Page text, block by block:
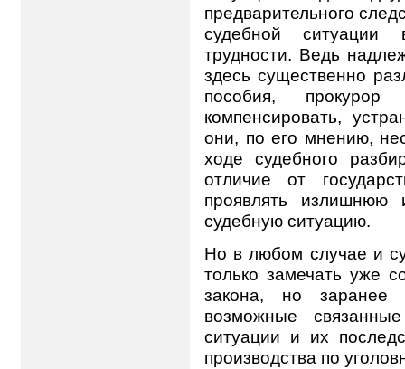
предварительного
судебной ситуации
трудности. Ведь
здесь существенно
пособия, прокурор
компенсировать,
они, по его мнению,
ходе судебного
отличие от
проявлять излишнюю
судебную ситуацию.
Но в любом случае и
только замечать уже
закона, но заранее
возможные
ситуации и их
производства по